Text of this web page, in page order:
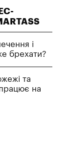
і
брехати?
та
на